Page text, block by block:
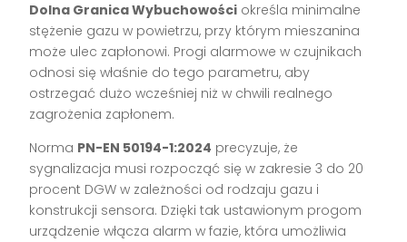
Dolna Granica Wybuchowości określa minimalne
stężenie gazu w powietrzu, przy którym mieszanina
może ulec zapłonowi. Progi alarmowe w czujnikach
odnosi się właśnie do tego parametru, aby
ostrzegać dużo wcześniej niż w chwili realnego
zagrożenia zapłonem.
Norma PN-EN 50194-1:2024 precyzuje, że
sygnalizacja musi rozpocząć się w zakresie 3 do 20
procent DGW w zależności od rodzaju gazu i
konstrukcji sensora. Dzięki tak ustawionym progom
urządzenie włącza alarm w fazie, która umożliwia